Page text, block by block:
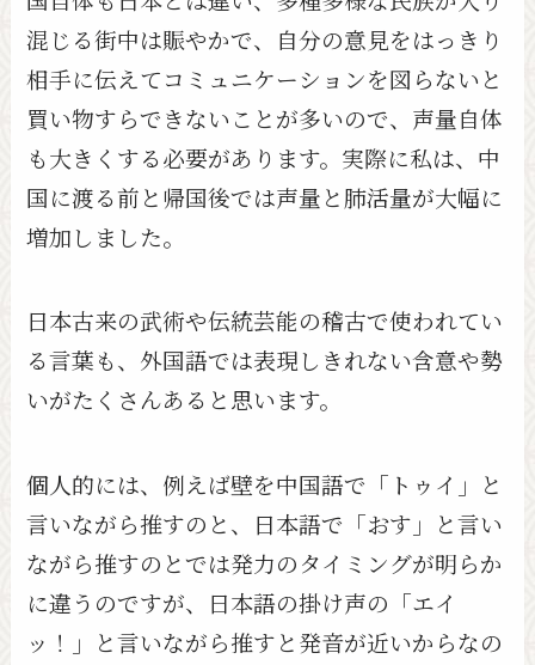
混じる街中は賑やかで、自分の意見をはっきり
相手に伝えてコミュニケーションを図らないと
買い物すらできないことが多いので、声量自体
も大きくする必要があります。実際に私は、中
国に渡る前と帰国後では声量と肺活量が大幅に
増加しました。
日本古来の武術や伝統芸能の稽古で使われてい
る言葉も、外国語では表現しきれない含意や勢
いがたくさんあると思います。
個人的には、例えば壁を中国語で「トゥイ」と
言いながら推すのと、日本語で「おす」と言い
ながら推すのとでは発力のタイミングが明らか
に違うのですが、日本語の掛け声の「エイ
ッ！」と言いながら推すと発音が近いからなの